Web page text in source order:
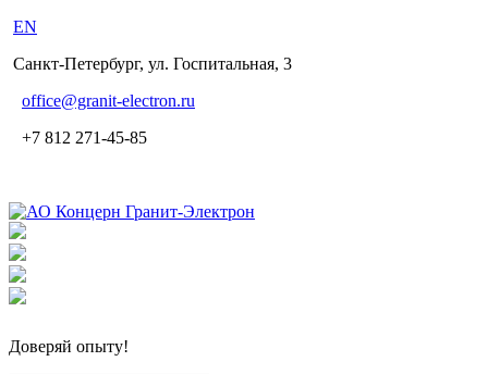
EN
Санкт-Петербург, ул. Госпитальная, 3
office@granit-electron.ru
+7 812 271-45-85
Доверяй опыту!